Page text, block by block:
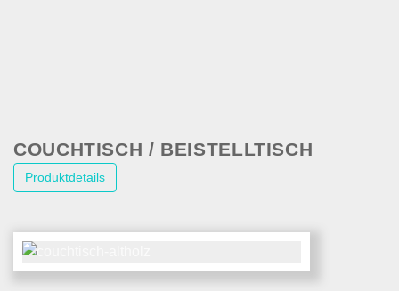
COUCHTISCH / BEISTELLTISCH
Produktdetails